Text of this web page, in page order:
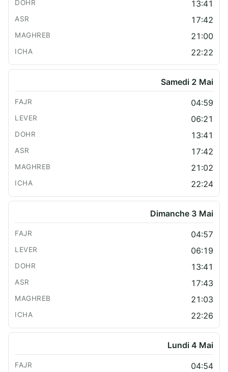
13:41
17:42
21:00
22:22
Samedi 2 Mai
04:59
06:21
13:41
17:42
21:02
22:24
Dimanche 3 Mai
04:57
06:19
13:41
17:43
21:03
22:26
Lundi 4 Mai
04:54